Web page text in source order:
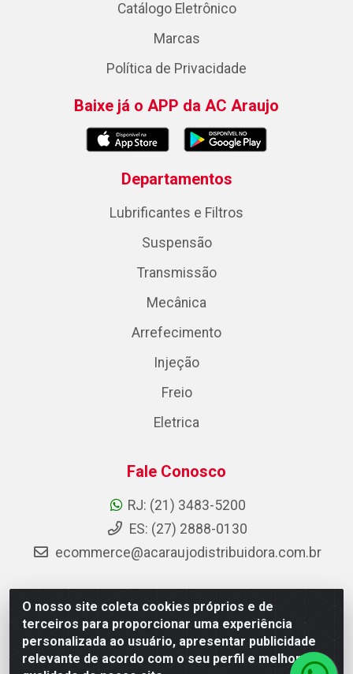
O nosso site coleta cookies próprios e de
terceiros para proporcionar uma experiência
personalizada ao usuário, apresentar publicidade
relevante de acordo com o seu perfil e melhorar a
Catálogo Eletrônico
Marcas
Política de Privacidade
Baixe já o APP da AC Araujo
Departamentos
Lubrificantes e Filtros
Suspensão
Transmissão
Mecânica
Arrefecimento
Injeção
Freio
Eletrica
Fale Conosco
RJ: (21) 3483-5200
ES: (27) 2888-0130
ecommerce@acaraujodistribuidora.com.br
AC Araujo Distribuidora - Rua Carneiro de Campos, 42 -
São Cristóvão, Rio de Janeiro/RJ - CEP 20.920-410 -
CNPJ 08.744.753/0003-85